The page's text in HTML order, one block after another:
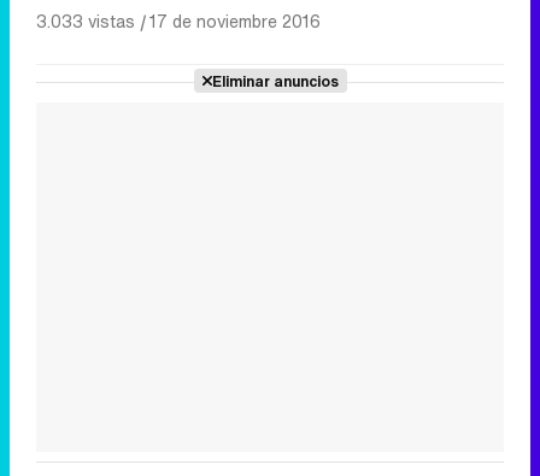
3.033 vistas |17 de noviembre 2016
Eliminar anuncios